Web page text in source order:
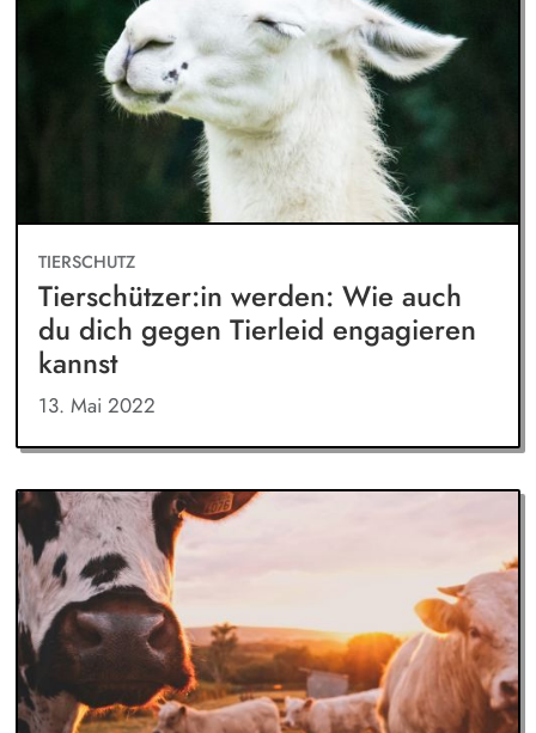
TIERSCHUTZ
Tierschützer:in werden: Wie auch
du dich gegen Tierleid engagieren
kannst
13. Mai 2022